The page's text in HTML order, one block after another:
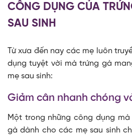
CÔNG DỤNG CỦA
SAU SINH
Từ xưa đến nay các mẹ luôn
dụng tuyệt vời mà trứng gà
mẹ sau sinh:
Giảm cân nhanh chóng
Một trong những công dụng
gà dành cho các mẹ sau sinh